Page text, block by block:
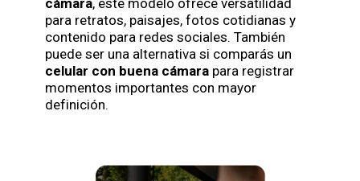
para retratos, paisajes, fotos cotidianas y
contenido para redes sociales. También
puede ser una alternativa si comparás un
celular con buena cámara para registrar
momentos importantes con mayor
definición.